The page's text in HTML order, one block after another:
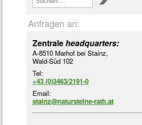
Anfragen an:
Zentraleheadquarters:
A-8510 Marhof bei Stainz,
Wald-Süd 102
Tel:
+43 (0)3463/2191-0
Email:
stainz@natursteine-rath.at